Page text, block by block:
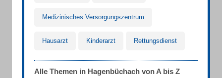
Medizinisches Versorgungszentrum
Hausarzt Kinderarzt Rettungsdienst
Alle Themen in Hagenbüchach von A bis Z